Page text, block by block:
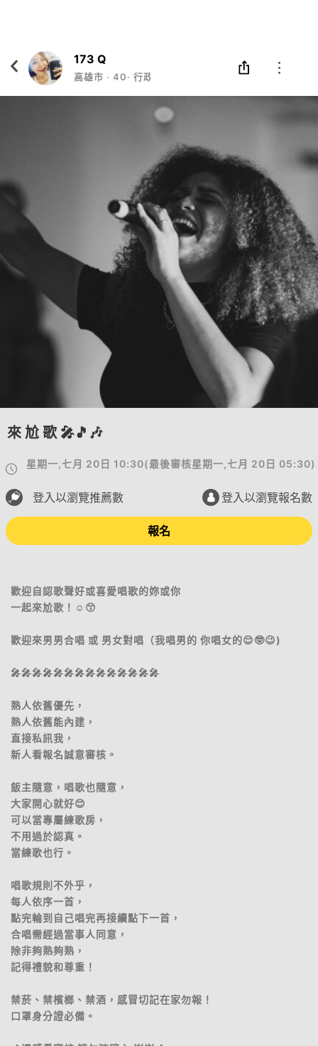
173 Q
高雄市 ‧ 40‧ 行政
來 尬 歌 🎤🎵🎶
星期一,七月 20日 10:30(最後審核星期一,七月 20日 05:30)
登入以瀏覽推薦數 登入以瀏覽報名數
報名
歡迎自認歌聲好或喜愛唱歌的妳或你
一起來尬歌！☺️😙
歡迎來男男合唱 或 男女對唱（我唱男的 你唱女的😌🤓😉)
🎤🎤🎤🎤🎤🎤🎤🎤🎤🎤🎤🎤🎤🎤
熟人依舊優先，
熟人依舊能內建，
直接私訊我，
新人看報名誠意審核。
飯主隨意，唱歌也隨意，
大家開心就好😊
可以當專屬練歌房，
不用過於認真。
當練歌也行。
唱歌規則不外乎，
每人依序一首，
點完輪到自己唱完再接續點下一首，
合唱需經過當事人同意，
除非夠熟夠熟，
記得禮貌和尊重！
禁菸、禁檳榔、禁酒，感冒切記在家勿報！
口罩身分證必備。